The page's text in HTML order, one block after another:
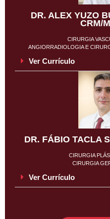
DR. ALEX YUZO
CRM/
CIRURGIA
ANGIORRADIOLOGIA E
Ver Currículo
DR. FÁBIO TACLA
CIRURGIA
CIRURGIA
Ver Currículo